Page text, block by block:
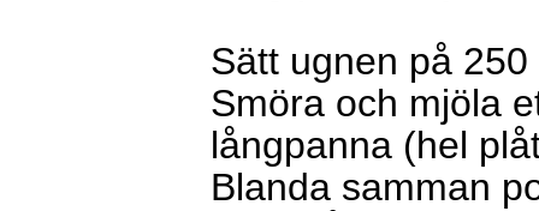
Sätt ugnen på 250
Smöra och mjöla
långpanna (hel
Blanda samman